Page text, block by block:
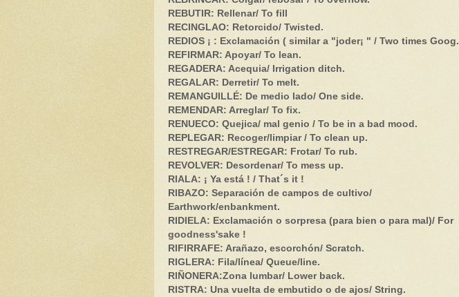
REBUTIR: Rellenar/ To fill
RECINGLAO: Retorcido/ Twisted.
REDIOS ¡ : Exclamación ( similar a "joder¡ " / Two times Goog.
REFIRMAR: Apoyar/ To lean.
REGADERA: Acequia/ Irrigation ditch.
REGALAR: Derretir/ To melt.
REMANGUILLÉ: De medio lado/ One side.
REMENDAR: Arreglar/ To fix.
RENUECO: Quejica/ mal genio / To be in a bad mood.
REPLEGAR: Recoger/limpiar / To clean up.
RESTREGAR/ESTREGAR: Frotar/ To rub.
REVOLVER: Desordenar/ To mess up.
RIALA: ¡ Ya está ! / That´s it !
RIBAZO: Separación de campos de cultivo/
Earthwork/enbankment.
RIDIELA: Exclamación o sorpresa (para bien o para mal)/ For
goodness'sake !
RIFIRRAFE: Arañazo, escorchón/ Scratch.
RIGLERA: Fila/línea/ Queue/line.
RIÑONERA:Zona lumbar/ Lower back.
RISTRA: Una vuelta de embutido o de ajos/ String.